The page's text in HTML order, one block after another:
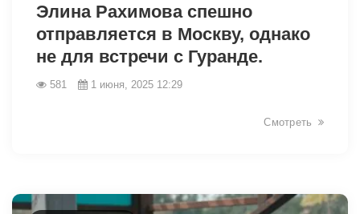
Элина Рахимова спешно
отправляется в Москву, однако
не для встречи с Гуранде.
581 1 июня, 2025 12:29
Смотреть